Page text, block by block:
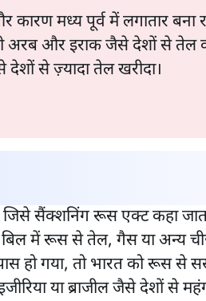
मध्य पूर्व में लगातार बना
अरब और इराक जैसे देशों से तेल
से ज़्यादा तेल खरीदा।
जिसे सैंक्शनिंग रूस एक्ट कहा
में रूस से तेल, गैस या अन्य
हो गया, तो भारत को रूस से
या ब्राजील जैसे देशों से